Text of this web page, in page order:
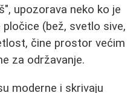
upozorava neko ko je
(bež, svetlo sive,
čine prostor većim
za održavanje.
moderne i skrivaju